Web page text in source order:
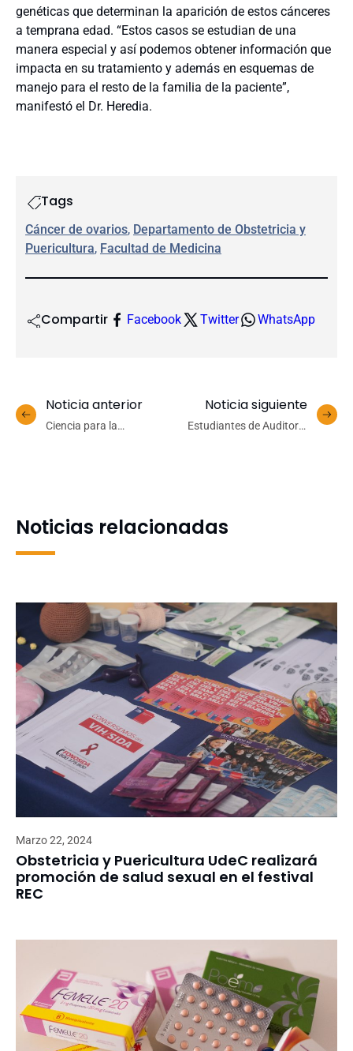
genéticas que determinan la aparición de estos cánceres
a temprana edad. “Estos casos se estudian de una
manera especial y así podemos obtener información que
impacta en su tratamiento y además en esquemas de
manejo para el resto de la familia de la paciente”,
manifestó el Dr. Heredia.
Tags
Cáncer de ovarios, Departamento de Obstetricia y
Puericultura, Facultad de Medicina
Compartir Facebook Twitter WhatsApp
Noticia anterior
Ciencia para la
Noticia siguiente
Estudiantes de Auditoría
Noticias relacionadas
Marzo 22, 2024
Obstetricia y Puericultura UdeC realizará
promoción de salud sexual en el festival
REC